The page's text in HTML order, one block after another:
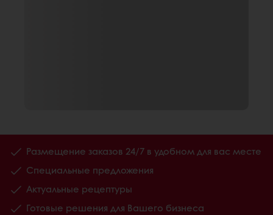
Размещение заказов 24/7 в удобном для вас месте
Специальные предложения
Актуальные рецептуры
Готовые решения для Вашего бизнеса